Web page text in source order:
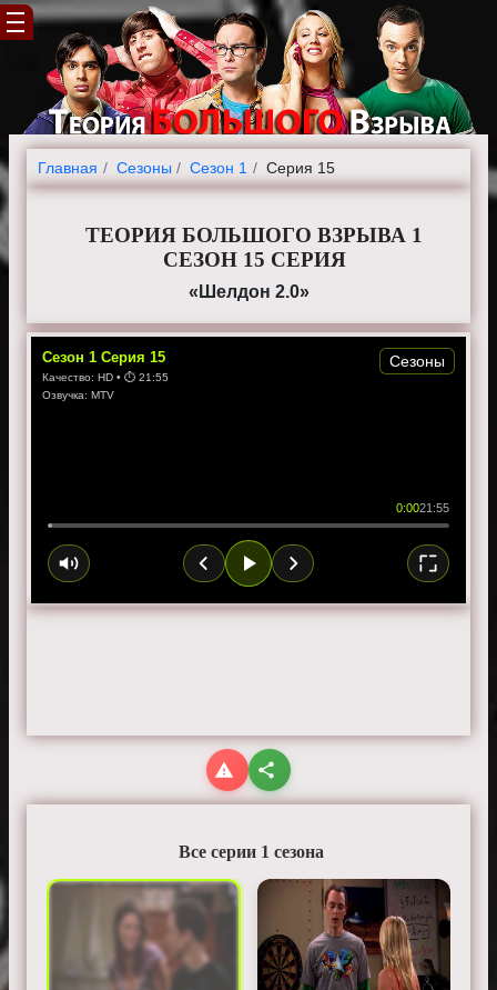
Главная Cезоны Сезон 1 Серия 15
ТЕОРИЯ БОЛЬШОГО ВЗРЫВА 1
СЕЗОН 15 СЕРИЯ
«Шелдон 2.0»
Сезон 1 Серия 15
Качество: HD • ⏱ 21:55
Озвучка: MTV
0:0021:55
Сезоны
Все серии 1 сезона